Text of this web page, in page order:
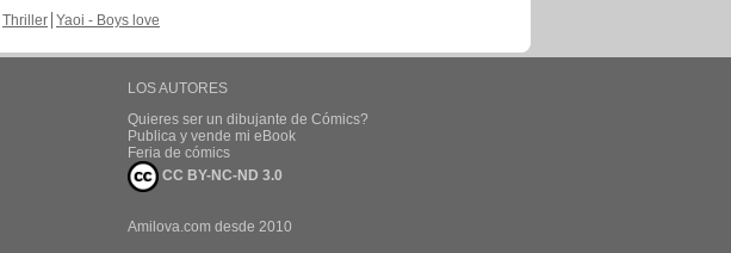
Thriller Yaoi - Boys love
LOS AUTORES
Quieres ser un dibujante de Cómics?
Publica y vende mi eBook
Feria de cómics
CC BY-NC-ND 3.0
Amilova.com desde 2010